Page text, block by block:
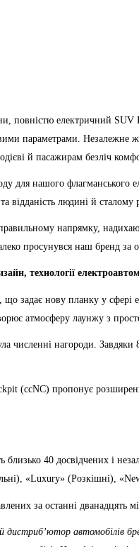
повністю електричний
параметрами. Незалежне
й пасажирам безліч
для нашого
відданість людині й
напрямку,
просунувся наш бренд за
технології
нову планку у сфері
атмосферу лаунжу з
численні нагороди.
(ccNC) пропонує
40 досвідчених і
«Luxury» (Розкішні),
за останні
дистриб’ютор автомобілів